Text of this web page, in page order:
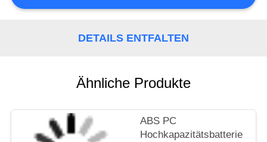
DETAILS ENTFALTEN
Ähnliche Produkte
ABS PC
Hochkapazitätsbatterie